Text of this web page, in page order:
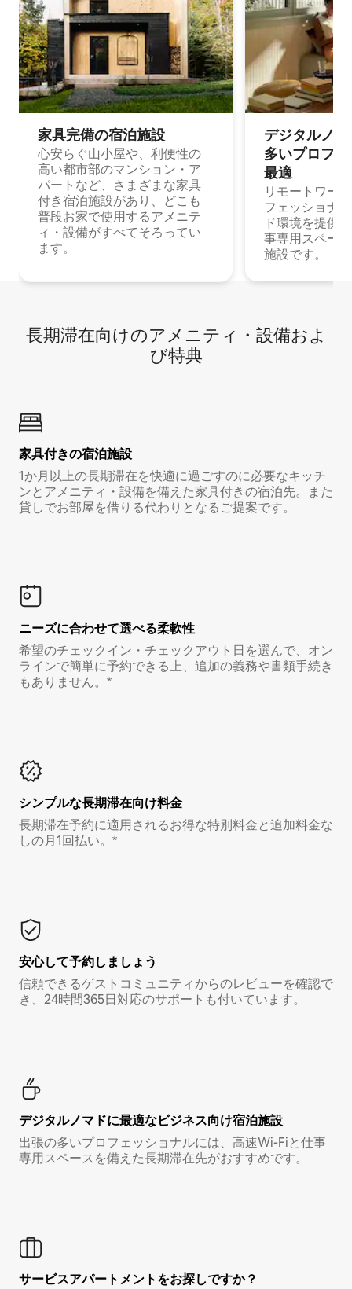
家具完備の宿⁠泊⁠施⁠設
心安らぐ山小屋や、利便性の
高い都市部のマンション・ア
パートなど、さまざまな家具
付き宿泊施設があり、どこも
普段お家で使用するアメニテ
ィ・設備がすべてそろってい
ます。
デジタルノ
多⁠いプ⁠ロ⁠フ⁠
最⁠適
リモートワー
フェッショナ
ド環境を提供
事専用スペー
施設です。
長期滞在向け⁠のア⁠メ⁠ニ⁠テ⁠ィ⁠・設⁠備⁠およ
び特⁠典
家具付き⁠の宿⁠泊⁠施⁠設
1か月以上の長期滞在を快適に過ごすのに必要なキッチ
ンとアメニティ・設備を備えた家具付きの宿泊先。また
貸しでお部屋を借りる代わりとなるご提案です。
ニーズに合わせて選べる柔軟性
希望のチェックイン・チェックアウト日を選んで、オン
ラインで簡単に予約できる上、追加の義務や書類手続き
もありません。*
シンプルな長期滞在向け料金
長期滞在予約に適用されるお得な特別料金と追加料金な
しの月1回払い。*
安心して予約しましょう
信頼できるゲストコミュニティからのレビューを確認で
き、24時間365日対応のサポートも付いています。
デジタルノマド⁠に最⁠適⁠なビ⁠ジ⁠ネ⁠ス⁠向⁠け宿⁠泊⁠施⁠設
出張の多いプロフェッショナルには、高速Wi-Fiと仕事
専用スペースを備えた長期滞在先がおすすめです。
サービスアパートメントをお探しですか？